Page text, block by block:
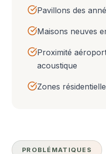
Pavillons des
Maisons neuves
Proximité
acoustique
Zones
PROBLÉMATIQUES